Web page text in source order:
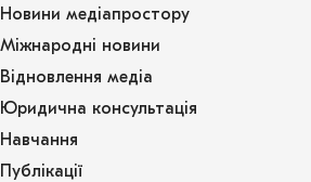
Новини медіапростору
Міжнародні новини
Відновлення медіа
Юридична консультація
Навчання
Публікації